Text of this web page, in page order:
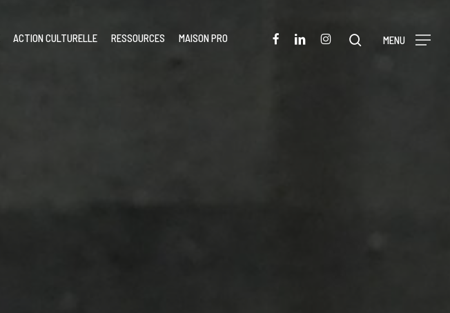
ACTION CULTURELLE RESSOURCES MAISON PRO FACEBOOKLINKEDININSTAGRAM rechercher
MENU